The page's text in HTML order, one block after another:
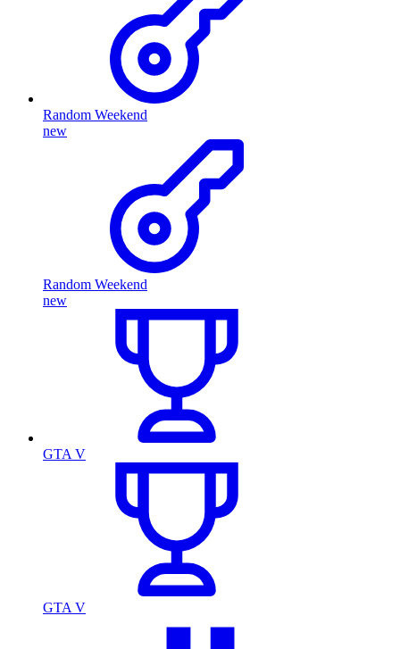
Random Weekend
new
Random Weekend
new
GTA V
GTA V